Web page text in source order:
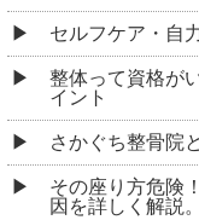
セルフケア・自
整体って資格が
イント
さかぐち整骨院
その座り方危険
因を詳しく解説。